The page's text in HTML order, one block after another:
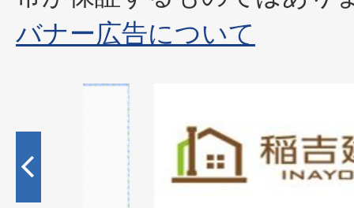
バナー広告について
枚
目